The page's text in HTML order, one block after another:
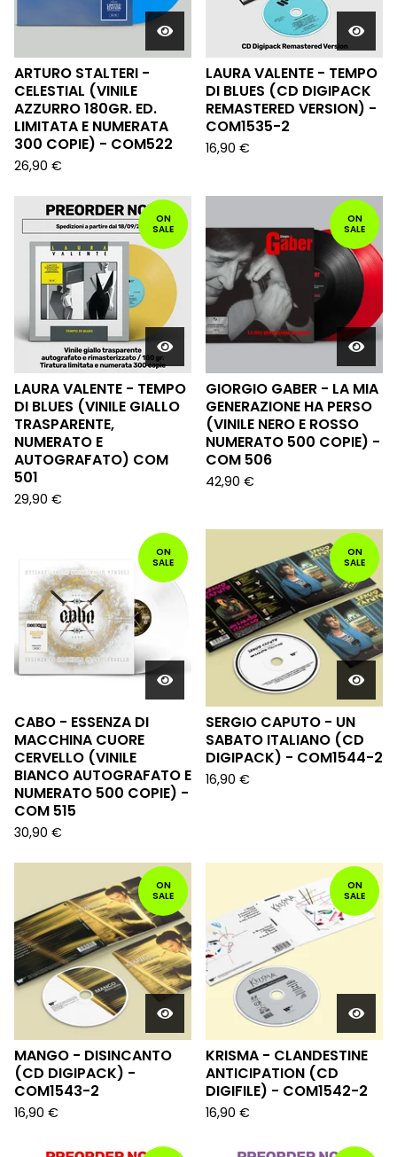
ARTURO STALTERI -
CELESTIAL (VINILE
AZZURRO 180GR. ED.
LIMITATA E NUMERATA
300 COPIE) - COM522
26,90 €
LAURA VALENTE - TEMPO
DI BLUES (CD DIGIPACK
REMASTERED VERSION) -
COM1535-2
16,90 €
ON
SALE
LAURA VALENTE - TEMPO
DI BLUES (VINILE GIALLO
TRASPARENTE,
NUMERATO E
AUTOGRAFATO) COM
501
29,90 €
ON
SALE
GIORGIO GABER - LA MIA
GENERAZIONE HA PERSO
(VINILE NERO E ROSSO
NUMERATO 500 COPIE) -
COM 506
42,90 €
ON
SALE
CABO - ESSENZA DI
MACCHINA CUORE
CERVELLO (VINILE
BIANCO AUTOGRAFATO E
NUMERATO 500 COPIE) -
COM 515
30,90 €
ON
SALE
SERGIO CAPUTO - UN
SABATO ITALIANO (CD
DIGIPACK) - COM1544-2
16,90 €
ON
SALE
MANGO - DISINCANTO
(CD DIGIPACK) -
COM1543-2
16,90 €
ON
SALE
KRISMA - CLANDESTINE
ANTICIPATION (CD
DIGIFILE) - COM1542-2
16,90 €